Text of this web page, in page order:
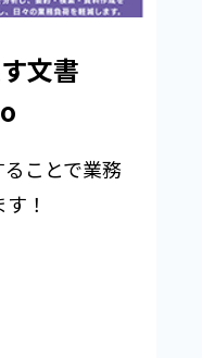
文書
ことで業務
！